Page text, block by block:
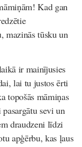
! Kad gan
mazinās tūsku un
ir mainījusies
lai tu justos ērti
topošās māmiņas
sevi un
draudzeni līdzi
apģērbu, kas ļaus